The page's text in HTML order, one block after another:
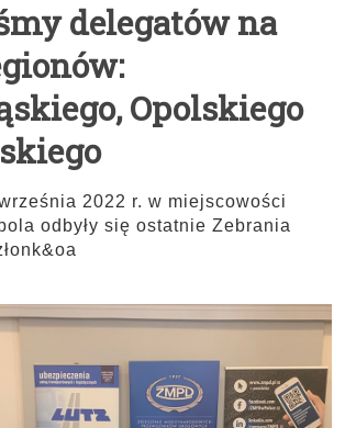
delegatów na
Opolskiego
2022 r. w miejscowości
odbyły się ostatnie Zebrania